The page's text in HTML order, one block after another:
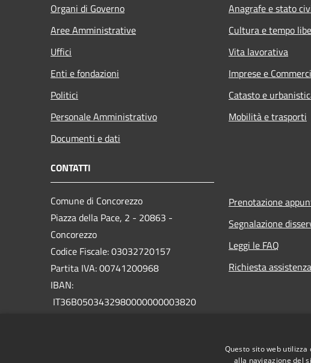
Organi di Governo
Aree Amministrative
Uffici
Enti e fondazioni
Politici
Personale Amministrativo
Documenti e dati
Anagrafe e stato
Cultura e tempo
Vita lavorativa
Imprese e
Catasto e
Mobilità e trasporti
CONTATTI
Comune di Concorezzo
Piazza della Pace, 2 - 20863 -
Concorezzo
Codice Fiscale: 03032720157
Partita IVA: 00741200968
IBAN:
IT36B0503432980000000003820
protocollo@comune.concorezzo.mb.legalmail.it
Prenotazione
Segnalazione
Leggi le FAQ
Richiesta assistenza
Questo sito web
alla navigazione del